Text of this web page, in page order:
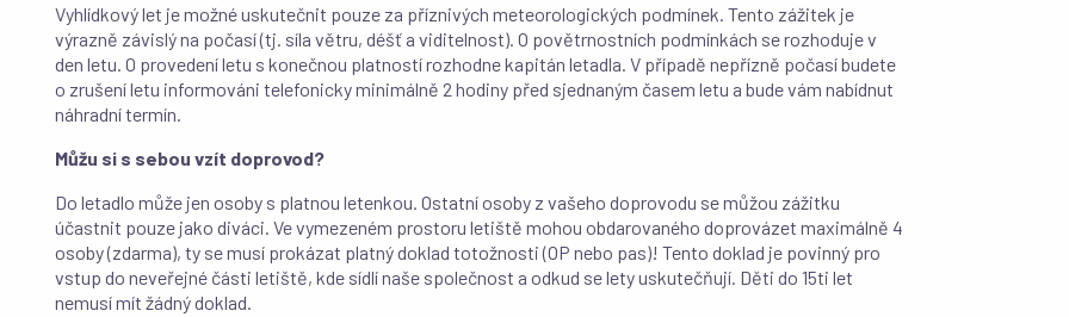
Vyhlídkový let je možné uskutečnit pouze za příznivých meteorologických podmínek. Tento zážitek je
výrazně závislý na počasí (tj. síla větru, déšť a viditelnost). O povětrnostních podmínkách se rozhoduje v
den letu. O provedení letu s konečnou platností rozhodne kapitán letadla. V případě nepřízně počasí budete
o zrušení letu informováni telefonicky minimálně 2 hodiny před sjednaným časem letu a bude vám nabídnut
náhradní termín.
Můžu si s sebou vzít doprovod?
Do letadlo může jen osoby s platnou letenkou. Ostatní osoby z vašeho doprovodu se můžou zážitku
účastnit pouze jako diváci. Ve vymezeném prostoru letiště mohou obdarovaného doprovázet maximálně 4
osoby (zdarma), ty se musí prokázat platný doklad totožnosti (OP nebo pas)! Tento doklad je povinný pro
vstup do neveřejné části letiště, kde sídlí naše společnost a odkud se lety uskutečňují. Děti do 15ti let
nemusí mít žádný doklad.